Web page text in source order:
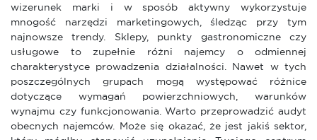
wizerunek marki i w sposób aktywny wykorzystuje
mnogość narzędzi marketingowych, śledząc przy tym
najnowsze trendy. Sklepy, punkty gastronomiczne czy
usługowe to zupełnie różni najemcy o odmiennej
charakterystyce prowadzenia działalności. Nawet w tych
poszczególnych grupach mogą występować różnice
dotyczące wymagań powierzchniowych, warunków
wynajmu czy funkcjonowania. Warto przeprowadzić audyt
obecnych najemców. Może się okazać, że jest jakiś sektor,